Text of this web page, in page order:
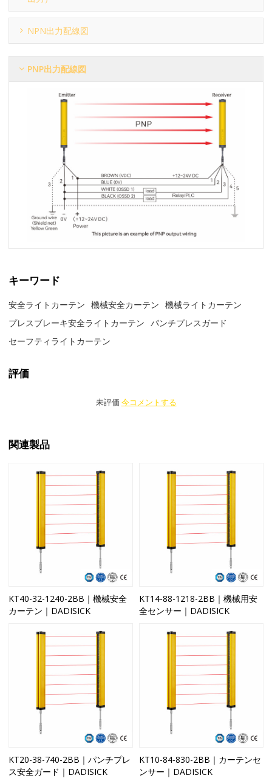
NPN出力配線図
PNP出力配線図
キーワード
安全ライトカーテン 機械安全カーテン
機械ライトカーテン
プレスブレーキ安全ライトカーテン
パンチプレスガード
セーフティライトカーテン
評価
未評価 今コメントする
関連製品
KT40-32-1240-2BB｜機械安全
カーテン｜DADISICK
KT14-88-1218-2BB｜機械用安
全センサー｜DADISICK
KT20-38-740-2BB｜パンチプレ
ス安全ガード｜DADISICK
KT10-84-830-2BB｜カーテンセ
ンサー｜DADISICK